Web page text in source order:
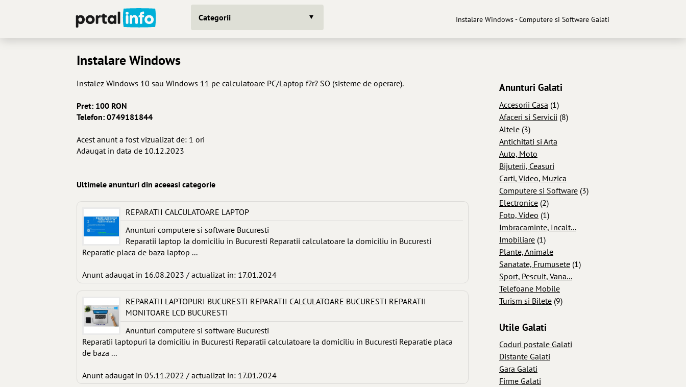
Categorii Instalare Windows - Computere si Software Galati
Instalare Windows
Instalez Windows 10 sau Windows 11 pe calculatoare PC/Laptop f?r? SO (sisteme de operare).
Pret: 100 RON
Telefon: 0749181844
Acest anunt a fost vizualizat de: 1 ori
Adaugat in data de 10.12.2023
Ultimele anunturi din aceeasi categorie
REPARATII CALCULATOARE LAPTOP
Anunturi computere si software Bucuresti
Reparatii laptop la domiciliu in Bucuresti Reparatii calculatoare la domiciliu in Bucuresti
Reparatie placa de baza laptop ...
Anunt adaugat in 16.08.2023 / actualizat in: 17.01.2024
REPARATII LAPTOPURI BUCURESTI REPARATII CALCULATOARE BUCURESTI REPARATII
MONITOARE LCD BUCURESTI
Anunturi computere si software Bucuresti
Reparatii laptopuri la domiciliu in Bucuresti Reparatii calculatoare la domiciliu in Bucuresti Reparatie placa
de baza ...
Anunt adaugat in 05.11.2022 / actualizat in: 17.01.2024
Anunturi Galati
Accesorii Casa (1)
Afaceri si Servicii (8)
Altele (3)
Antichitati si Arta
Auto, Moto
Bijuterii, Ceasuri
Carti, Video, Muzica
Computere si Software (3)
Electronice (2)
Foto, Video (1)
Imbracaminte, Incalt...
Imobiliare (1)
Plante, Animale
Sanatate, Frumusete (1)
Sport, Pescuit, Vana...
Telefoane Mobile
Turism si Bilete (9)
Utile Galati
Coduri postale Galati
Distante Galati
Gara Galati
Firme Galati